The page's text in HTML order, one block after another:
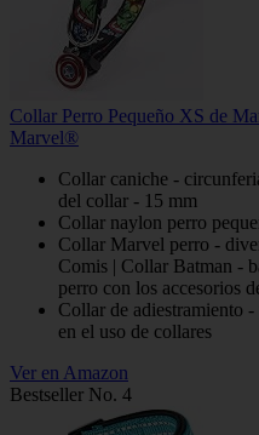
Collar Perro Pequeño XS de
Marvel®
Collar caniche -
del collar - 15 mm
Collar naylon perro
Collar Marvel perro -
Comis | Collar Batman -
perro con los accesorios
Collar de adiestramiento
en el uso de collares
Ver en Amazon
Bestseller No. 4